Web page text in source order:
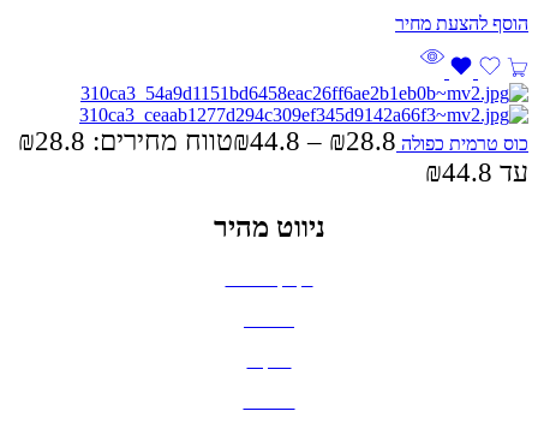
כוס טרמית כפולה ₪28.8
–
₪44.8
עד ⁦₪44.8⁩
ניווט מהיר